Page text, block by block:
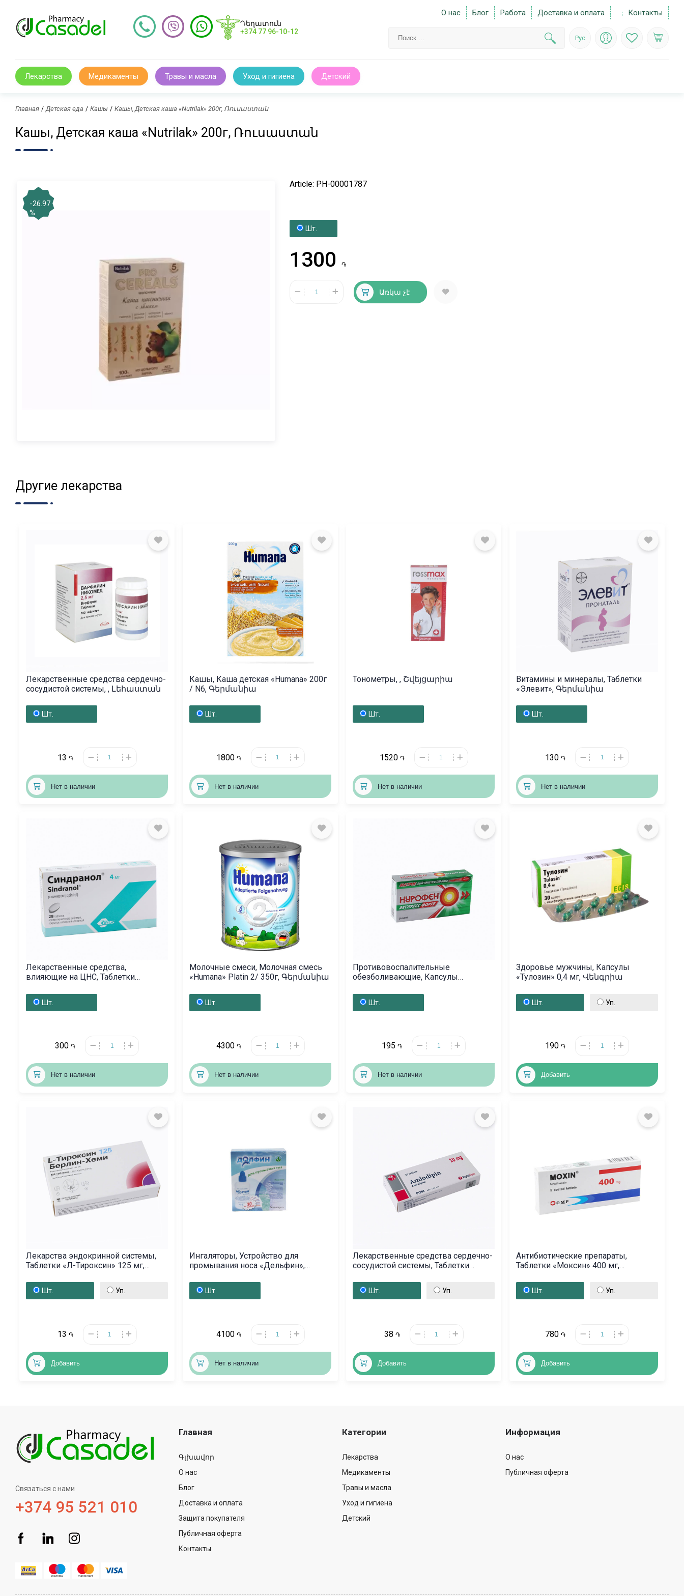
Դեղատուն
+374 77 96-10-12
О нас Блог Работа Доставка и оплата Контакты
Рус
Лекарства Медикаменты Травы и масла Уход и гигиена Детский
Главная Детская еда Кашы Кашы, Детская каша «Nutrilak» 200г, Ռուսաստան
Кашы, Детская каша «Nutrilak» 200г, Ռուսաստան
-26.97
%
Article: PH-00001787
Шт.
1300֏
Առկա չէ
Другие лекарства
Лекарственные средства сердечно-
сосудистой системы, , Լեհաստան
Шт.
13 ֏
Нет в наличии
Кашы, Каша детская «Humana» 200г
/ N6, Գերմանիա
Шт.
1800 ֏
Нет в наличии
Тонометры, , Շվեյցարիա
Шт.
1520 ֏
Нет в наличии
Витамины и минералы, Таблетки
«Элевит», Գերմանիա
Шт.
130 ֏
Нет в наличии
Лекарственные средства,
влияющие на ЦНС, Таблетки
Шт.
300 ֏
Нет в наличии
Молочные смеси, Молочная смесь
«Humana» Platin 2/ 350г, Գերմանիա
Шт.
4300 ֏
Нет в наличии
Противовоспалительные
обезболивающие, Капсулы
Шт.
195 ֏
Нет в наличии
Здоровье мужчины, Капсулы
«Тулозин» 0,4 мг, Վենգրիա
Шт. Уп.
190 ֏
Добавить
Лекарства эндокринной системы,
Таблетки «Л-Тироксин» 125 мг,
Шт. Уп.
13 ֏
Добавить
Ингаляторы, Устройство для
промывания носа «Дельфин»,
Шт.
4100 ֏
Нет в наличии
Лекарственные средства сердечно-
сосудистой системы, Таблетки
Шт. Уп.
38 ֏
Добавить
Антибиотические препараты,
Таблетки «Моксин» 400 мг,
Шт. Уп.
780 ֏
Добавить
Связаться с нами
+374 95 521 010
Главная
Գլխավոր
О нас
Блог
Доставка и оплата
Защита покупателя
Публичная оферта
Контакты
Категории
Лекарства
Медикаменты
Травы и масла
Уход и гигиена
Детский
Информация
О нас
Публичная оферта